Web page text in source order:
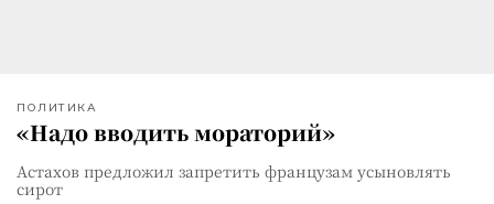
ПОЛИТИКА
«Надо вводить мораторий»
Астахов предложил запретить французам усыновлять
сирот